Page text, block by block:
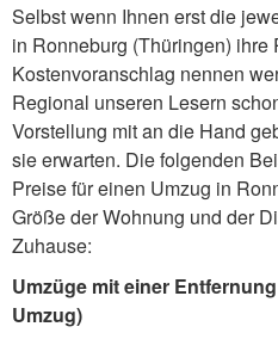
Selbst wenn Ihnen erst die
in Ronneburg (Thüringen)
Kostenvoranschlag nennen
Regional unseren Lesern
Vorstellung mit an die Hand
sie erwarten. Die folgenden
Preise für einen Umzug in
Größe der Wohnung und der
Zuhause:
Umzüge mit einer
Umzug)